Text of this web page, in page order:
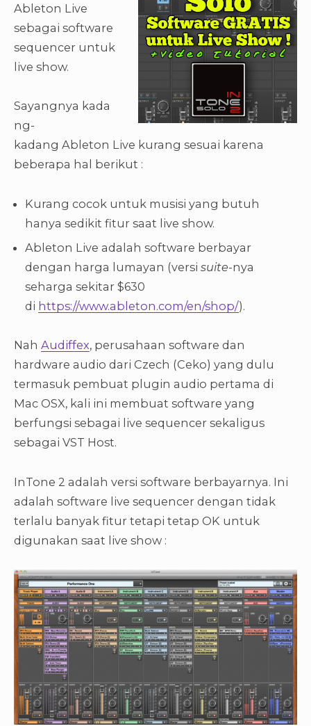
Ableton Live
sebagai software
sequencer untuk
live show.
Sayangnya kada
ng-
kadang Ableton Live kurang sesuai karena
beberapa hal berikut :
Kurang cocok untuk musisi yang butuh
hanya sedikit fitur saat live show.
Ableton Live adalah software berbayar
dengan harga lumayan (versisuite-nya
seharga sekitar $630
di https://www.ableton.com/en/shop/).
Nah Audiffex, perusahaan software dan
hardware audio dari Czech (Ceko) yang dulu
termasuk pembuat plugin audio pertama di
Mac OSX, kali ini membuat software yang
berfungsi sebagai live sequencer sekaligus
sebagai VST Host.
InTone 2 adalah versi software berbayarnya. Ini
adalah software live sequencer dengan tidak
terlalu banyak fitur tetapi tetap OK untuk
digunakan saat live show :